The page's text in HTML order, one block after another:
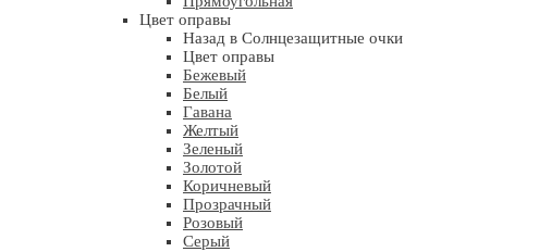
Цвет оправы
Назад в Солнцезащитные очки
Цвет оправы
Бежевый
Белый
Гавана
Желтый
Зеленый
Золотой
Коричневый
Прозрачный
Розовый
Серый